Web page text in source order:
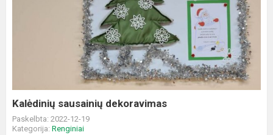
Kalėdinių sausainių dekoravimas
Paskelbta: 2022-12-19
Kategorija: Renginiai